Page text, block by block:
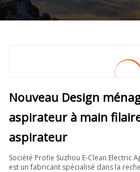
Nouveau Design
aspirateur à main
aspirateur
Société Profie Suzhou E-Clean Electric
est un fabricant spécialisé dans la